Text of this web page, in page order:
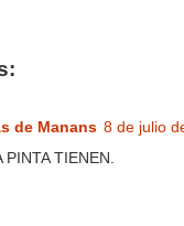
de Manans 8 de julio
TIENEN.